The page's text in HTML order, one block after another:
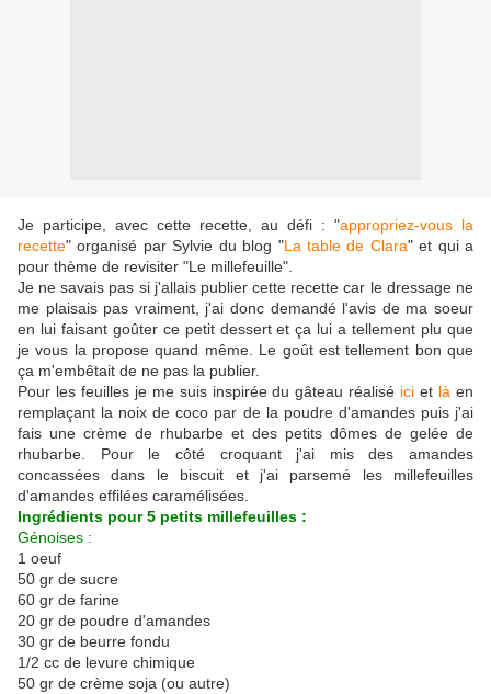
Je participe, avec cette recette, au défi : "appropriez-vous la
recette" organisé par Sylvie du blog "La table de Clara" et qui a
pour thème de revisiter "Le millefeuille".
Je ne savais pas si j'allais publier cette recette car le dressage ne
me plaisais pas vraiment, j'ai donc demandé l'avis de ma soeur
en lui faisant goûter ce petit dessert et ça lui a tellement plu que
je vous la propose quand même. Le goût est tellement bon que
ça m'embêtait de ne pas la publier.
Pour les feuilles je me suis inspirée du gâteau réalisé ici et là en
remplaçant la noix de coco par de la poudre d'amandes puis j'ai
fais une crème de rhubarbe et des petits dômes de gelée de
rhubarbe. Pour le côté croquant j'ai mis des amandes
concassées dans le biscuit et j'ai parsemé les millefeuilles
d'amandes effilées caramélisées.
Ingrédients pour 5 petits millefeuilles :
Génoises :
1 oeuf
50 gr de sucre
60 gr de farine
20 gr de poudre d'amandes
30 gr de beurre fondu
1/2 cc de levure chimique
50 gr de crème soja (ou autre)